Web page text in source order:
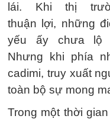
lái. Khi thị
thuận lợi, những
yếu ấy chưa lộ
Nhưng khi phía
cadimi, truy xuất
toàn bộ sự mong
Trong một thời